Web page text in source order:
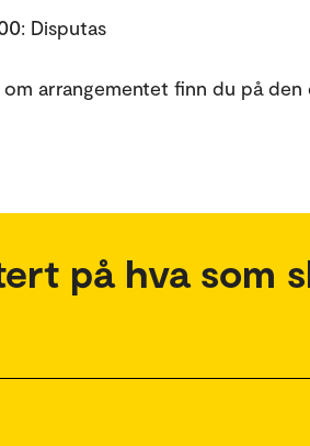
Disputas
arrangementet finn du på den
på hva som